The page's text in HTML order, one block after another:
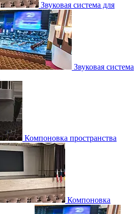
Звуковая система для
Звуковая система
Компоновка пространства
Компоновка